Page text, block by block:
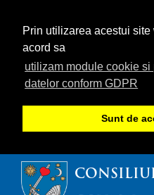
Prin utilizarea acestui
acord sa
utilizam module cookie si
datelor conform GDPR
Sunt de